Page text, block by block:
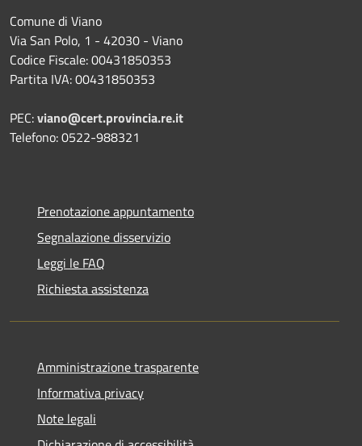
Comune di Viano
Via San Polo, 1 - 42030 - Viano
Codice Fiscale: 00431850353
Partita IVA: 00431850353
PEC:viano@cert.provincia.re.it
Telefono: 0522-988321
Prenotazione appuntamento
Segnalazione disservizio
Leggi le FAQ
Richiesta assistenza
Amministrazione trasparente
Informativa privacy
Note legali